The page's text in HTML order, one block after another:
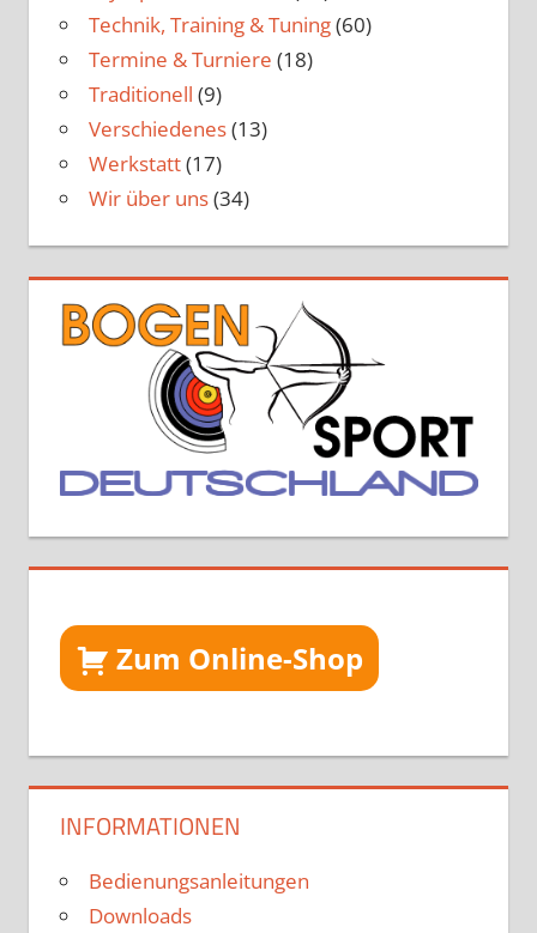
Technik, Training & Tuning(60)
Termine & Turniere (18)
Traditionell (9)
Verschiedenes(13)
Werkstatt(17)
Wir über uns(34)
Zum Online-Shop
INFORMATIONEN
Bedienungsanleitungen
Downloads